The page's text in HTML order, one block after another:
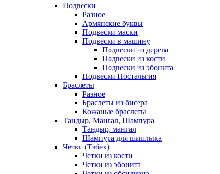
Подвески
Разное
Армянские буквы
Подвески маски
Подвески в машину
Подвески из дерева
Подвески из кости
Подвески из эбонита
Подвески Ностальгия
Браслеты
Разное
Браслеты из бисера
Кожаные браслеты
Тандыр, Мангал, Шампура
Тандыр, мангал
Шампура для шашлыка
Четки (Тзбех)
Четки из кости
Четки из эбонита